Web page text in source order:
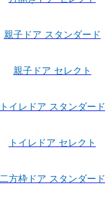
親子ドア スタンダード
親子ドア セレクト
トイレドア スタンダード
トイレドア セレクト
二方枠ドア スタンダード